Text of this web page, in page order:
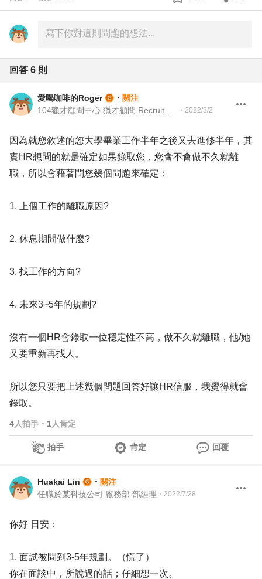
回答 6 則
愛喝咖啡的Roger ・ 關注
・ 2022/8/2
因為就您敘述的您大學畢業工作半年之後又去進修半年，其
實HR想問的就是確定如果錄取您，您會不會做不久就離
職，所以會藉著問您幾個問題來確定：
1. 上個工作的離職原因?
2. 休息期間做什麼?
3. 找工作的方向?
4. 未來3~5年的規劃?
沒有一個HR會錄取一位穩定性不高，做不久就離職，他/她
又要重新再找人。
所以您只要把上述幾個問題回答好讓HR信服，我覺得就會
錄取。
4人拍手 ・ 1 人肯定
拍手 肯定 回覆
Huakai Lin ・ 關注
任職於某科技公司 廠務部 部經理 ・ 2022/7/28
你好 日安：
1. 面試被問到3-5年規劃。（慌了）
你在面談中，所說過的話；仔細想一次。